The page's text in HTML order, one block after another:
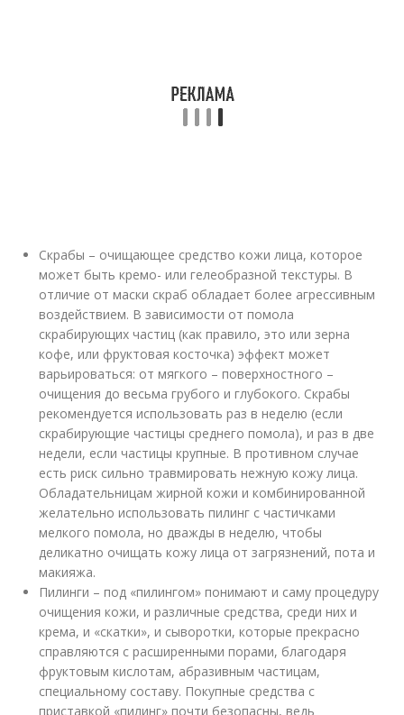
Скрабы – очищающее средство кожи лица, которое
может быть кремо- или гелеобразной текстуры. В
отличие от маски скраб обладает более агрессивным
воздействием. В зависимости от помола
скрабирующих частиц (как правило, это или зерна
кофе, или фруктовая косточка) эффект может
варьироваться: от мягкого – поверхностного –
очищения до весьма грубого и глубокого. Скрабы
рекомендуется использовать раз в неделю (если
скрабирующие частицы среднего помола), и раз в две
недели, если частицы крупные. В противном случае
есть риск сильно травмировать нежную кожу лица.
Обладательницам жирной кожи и комбинированной
желательно использовать пилинг с частичками
мелкого помола, но дважды в неделю, чтобы
деликатно очищать кожу лица от загрязнений, пота и
макияжа.
Пилинги – под «пилингом» понимают и саму процедуру
очищения кожи, и различные средства, среди них и
крема, и «скатки», и сыворотки, которые прекрасно
справляются с расширенными порами, благодаря
фруктовым кислотам, абразивным частицам,
специальному составу. Покупные средства с
приставкой «пилинг» почти безопасны, ведь